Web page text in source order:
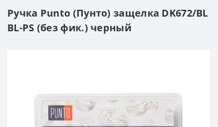
Ручка Punto (Пунто) защелка DK672/BL
BL-PS (без фик.) черный